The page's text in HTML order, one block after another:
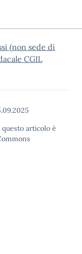
(non sede di
CGIL
articolo è